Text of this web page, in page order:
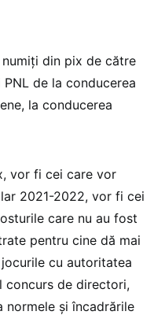
din pix de către
de la conducerea
la conducerea
vor fi cei care vor
2021-2022, vor fi cei
care nu au fost
pentru cine dă mai
cu autoritatea
concurs de directori,
și încadrările